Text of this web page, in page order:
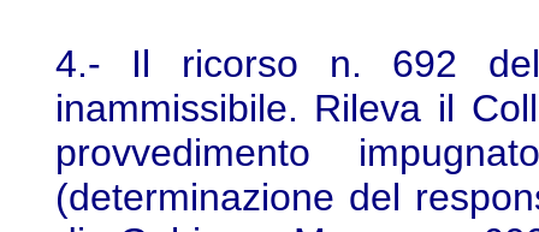
4.- Il ricorso n. 692 del
inammissibile. Rileva il
provvedimento
(determinazione del